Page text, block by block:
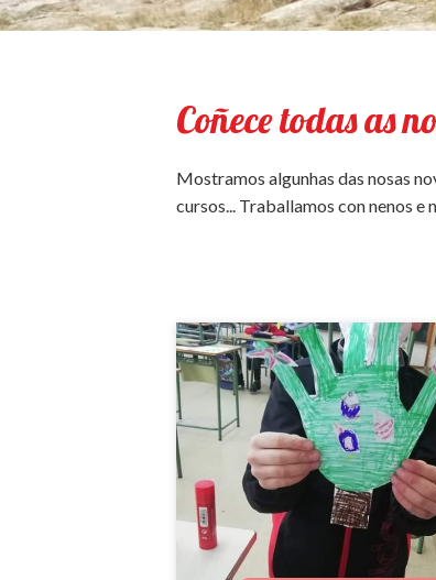
Coñece todas as
Mostramos algunhas das nosas
cursos... Traballamos con nenos e